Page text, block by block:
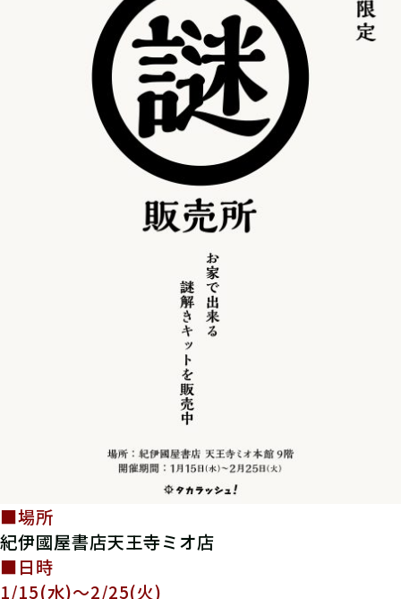
■場所
紀伊國屋書店天王寺ミオ店
■日時
1/15(水)～2/25(火)